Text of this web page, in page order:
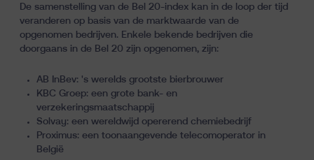
De samenstelling van de Bel 20-index kan in de loop der tijd
veranderen op basis van de marktwaarde van de
opgenomen bedrijven. Enkele bekende bedrijven die
doorgaans in de Bel 20 zijn opgenomen, zijn:
AB InBev: 's werelds grootste bierbrouwer
KBC Groep: een grote bank- en
verzekeringsmaatschappij
Solvay: een wereldwijd opererend chemiebedrijf
Proximus: een toonaangevende telecomoperator in
België